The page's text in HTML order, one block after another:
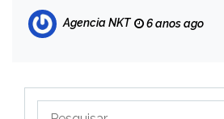
Agencia NKT 6 anos ago